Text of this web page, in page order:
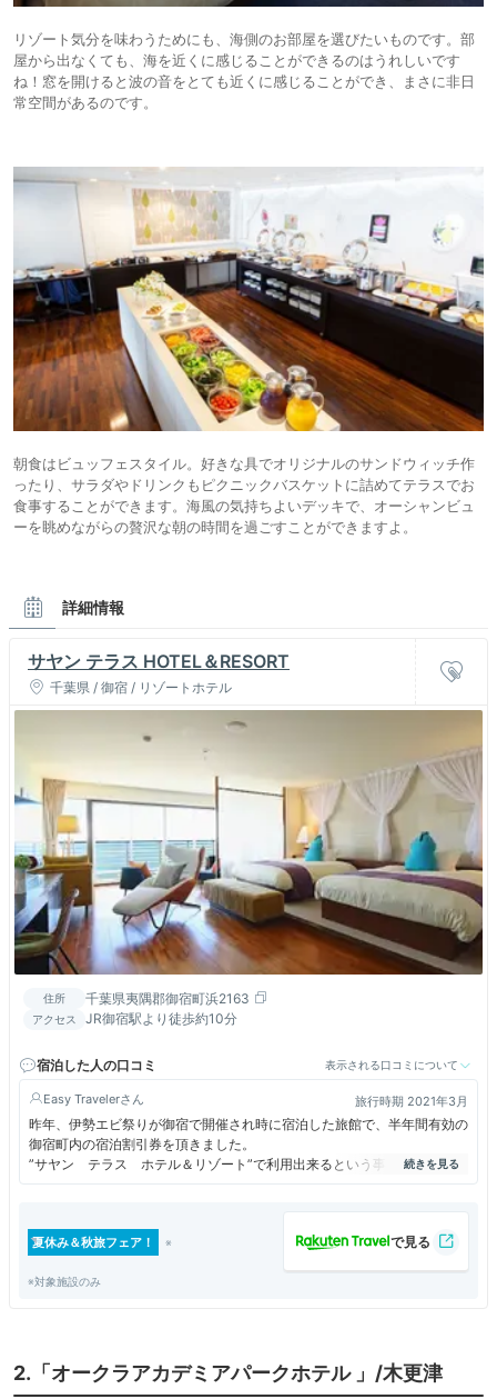
リゾート気分を味わうためにも、海側のお部屋を選びたいものです。部
屋から出なくても、海を近くに感じることができるのはうれしいです
ね！窓を開けると波の音をとても近くに感じることができ、まさに非日
常空間があるのです。
朝食はビュッフェスタイル。好きな具でオリジナルのサンドウィッチ作
ったり、サラダやドリンクもピクニックバスケットに詰めてテラスでお
食事することができます。海風の気持ちよいデッキで、オーシャンビュ
ーを眺めながらの贅沢な朝の時間を過ごすことができますよ。
詳細情報
サヤン テラス HOTEL＆RESORT
千葉県 / 御宿 / リゾートホテル
住所 千葉県夷隅郡御宿町浜2163
アクセス JR御宿駅より徒歩約10分
宿泊した人の口コミ 表示される口コミについて
Easy Traveler 旅行時期 2021年3月
昨年、伊勢エビ祭りが御宿で開催され時に宿泊した旅館で、半年間有効の
御宿町内の宿泊割引券を頂きました。
”サヤン テラス ホテル＆リゾート”で利用出来るという事、また海岸の
景色が良いという事でこのホテルに宿泊することを決めました。
夕食はフレンチの肉ハーフディナーコースを頂きましたが、シニアの私達
夏休み＆秋旅フェア！
※対象施設のみ
2.「オークラアカデミアパークホテル 」/木更津